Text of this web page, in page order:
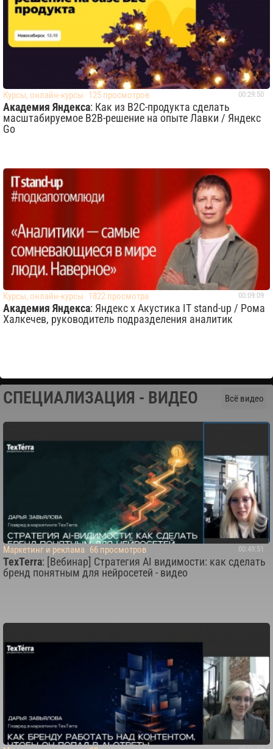
00:29:50
Курсы, онлайн-курсы 125 просмотров
Академия Яндекса: Как из B2C-продукта сделать
масштабируемое B2B-решение на опыте Лавки / Яндекс
Go
00:09:09
Курсы, онлайн-курсы 1822 просмотра
Академия Яндекса: Яндекс x Акустика IT stand-up / Рома
Халкечев, руководитель подразделения аналитик
СПЕЦИАЛИЗАЦИЯ - ВИДЕО Всё видео
00:49:51
Маркетинг и реклама 66 просмотров
TexTerra: [Вебинар] Стратегия AI видимости: как сделать
бренд понятным для нейросетей - видео